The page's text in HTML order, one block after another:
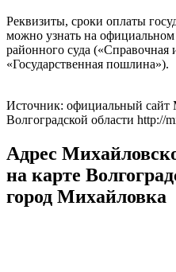
Реквизиты, сроки оплаты
можно узнать на
районного суда
«Государственная пошлина»).
Источник: официальный сайт
Волгоградской области http://
Адрес
на карте
город Михайловка